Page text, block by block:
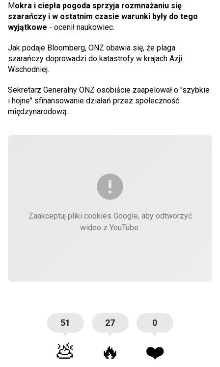
Mokra i ciepła pogoda sprzyja rozmnażaniu się
szarańczy i w ostatnim czasie warunki były do tego
wyjątkowe - ocenił naukowiec.
Jak podaje Bloomberg, ONZ obawia się, że plaga
szarańczy doprowadzi do katastrofy w krajach Azji
Wschodniej.
Sekretarz Generalny ONZ osobiście zaapelował o "szybkie
i hojne" sfinansowanie działań przez społeczność
międzynarodową.
Zaakceptuj pliki cookies Google, aby odtworzyć
wideo z YouTube.
51
💩
27
🔥
0
❤️